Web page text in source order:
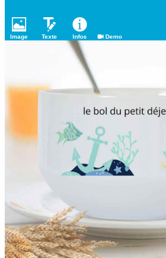
Image Texte Infos Demo